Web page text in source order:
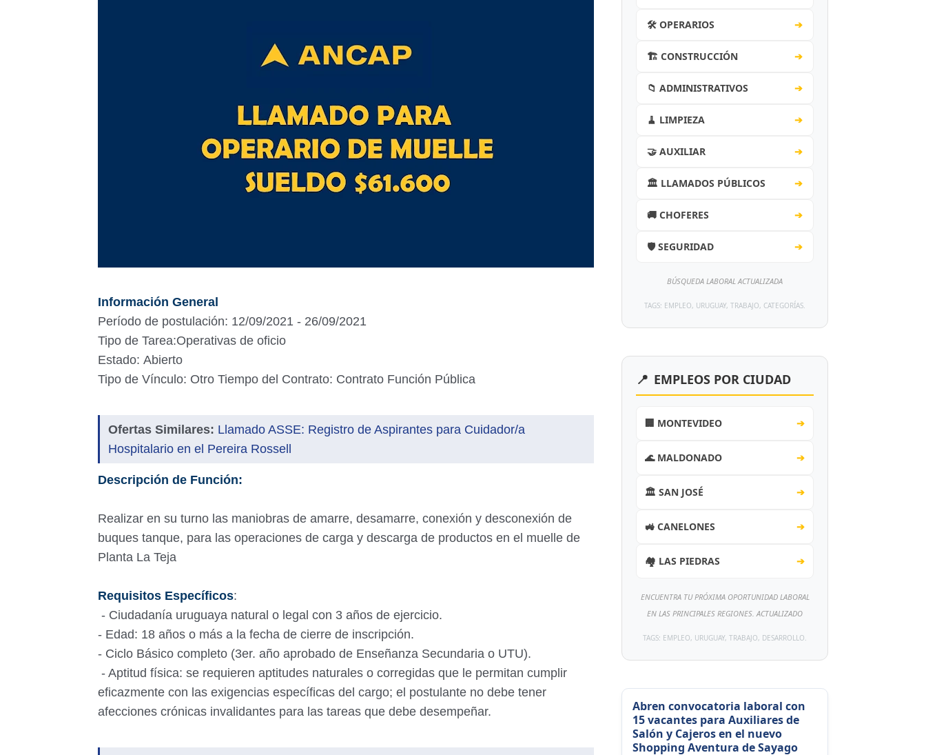
Información General
Período de postulación: 12/09/2021 - 26/09/2021
Tipo de Tarea:Operativas de oficio
Estado: Abierto
Tipo de Vínculo: Otro Tiempo del Contrato: Contrato Función Pública
Ofertas Similares: Llamado ASSE: Registro de Aspirantes para Cuidador/a
Hospitalario en el Pereira Rossell
Descripción de Función:
Realizar en su turno las maniobras de amarre, desamarre, conexión y desconexión de
buques tanque, para las operaciones de carga y descarga de productos en el muelle de
Planta La Teja
Requisitos Específicos:
- Ciudadanía uruguaya natural o legal con 3 años de ejercicio.
- Edad: 18 años o más a la fecha de cierre de inscripción.
- Ciclo Básico completo (3er. año aprobado de Enseñanza Secundaria o UTU).
- Aptitud física: se requieren aptitudes naturales o corregidas que le permitan cumplir
eficazmente con las exigencias específicas del cargo; el postulante no debe tener
afecciones crónicas invalidantes para las tareas que debe desempeñar.
🛠️ OPERARIOS ➔
🏗️ CONSTRUCCIÓN ➔
📁 ADMINISTRATIVOS ➔
🧹 LIMPIEZA ➔
🤝 AUXILIAR ➔
🏛️ LLAMADOS PÚBLICOS ➔
🚚 CHOFERES ➔
🛡️ SEGURIDAD ➔
BÚSQUEDA LABORAL ACTUALIZADA
TAGS: EMPLEO, URUGUAY, TRABAJO, CATEGORÍAS.
📍 EMPLEOS POR CIUDAD
🏢 MONTEVIDEO ➔
🌊 MALDONADO ➔
🏛️ SAN JOSÉ ➔
🚜 CANELONES ➔
🏘️ LAS PIEDRAS ➔
ENCUENTRA TU PRÓXIMA OPORTUNIDAD LABORAL
EN LAS PRINCIPALES REGIONES. ACTUALIZADO
TAGS: EMPLEO, URUGUAY, TRABAJO, DESARROLLO.
Abren convocatoria laboral con
15 vacantes para Auxiliares de
Salón y Cajeros en el nuevo
Shopping Aventura de Sayago